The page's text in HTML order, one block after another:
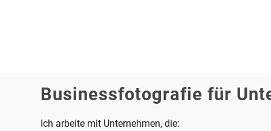
Businessfotografie für
Ich arbeite mit Unternehmen, die: